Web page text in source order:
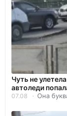
Чуть не
автоледи
07.08 Она